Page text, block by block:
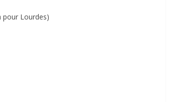
pour Lourdes)